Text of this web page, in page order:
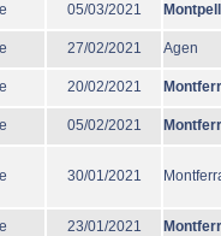
05/03/2021
27/02/2021 Agen
20/02/2021
05/02/2021
30/01/2021
23/01/2021